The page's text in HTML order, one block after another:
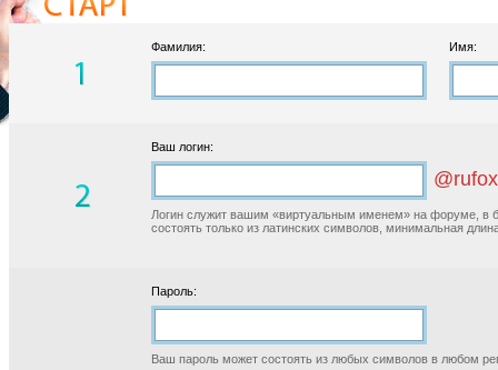
Фамилия: Имя:
Ваш логин:
Логин служит вашим «виртуальным именем» на форуме, в
состоять только из латинских символов, минимальная
Пароль:
Ваш пароль может состоять из любых символов в любом